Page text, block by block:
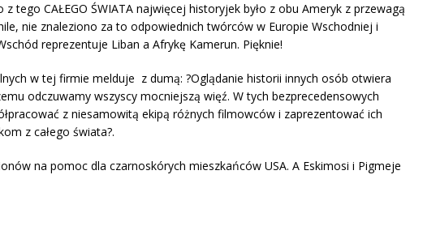
tego CAŁEGO ŚWIATA najwięcej historyjek było z obu Ameryk z przewagą
nie znaleziono za to odpowiednich twórców w Europie Wschodniej i
reprezentuje Liban a Afrykę Kamerun. Pięknie!
w tej firmie melduje z dumą: ?Oglądanie historii innych osób otwiera
odczuwamy wszyscy mocniejszą więź. W tych bezprecedensowych
z niesamowitą ekipą różnych filmowców i zaprezentować ich
z całego świata?.
na pomoc dla czarnoskórych mieszkańców USA. A Eskimosi i Pigmeje